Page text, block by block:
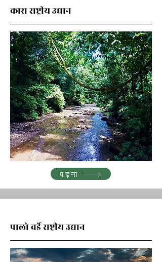
कारा राष्ट्रीय उद्यान
पढ़ना
पालो वर्डे राष्ट्रीय उद्यान